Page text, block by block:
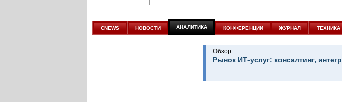
аналитике
CNEWS НОВОСТИ АНАЛИТИКА КОНФЕРЕНЦИИ ЖУРНАЛ ТЕХНИКА
Обзор
Рынок ИТ-услуг: консалтинг,